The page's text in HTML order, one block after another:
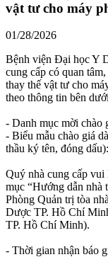
vật tư cho máy
01/28/2026
Bệnh viện Đại học Y
cung cấp có quan
thay thế vật tư cho
theo thông tin bên
- Danh mục mời chào
- Biểu mẫu chào giá
thầu ký tên, đóng dấu):
Quý nhà cung cấp
mục “Hướng dẫn nhà
Phòng Quản trị tòa
Dược TP. Hồ Chí
TP. Hồ Chí Minh).
- Thời gian nhận báo